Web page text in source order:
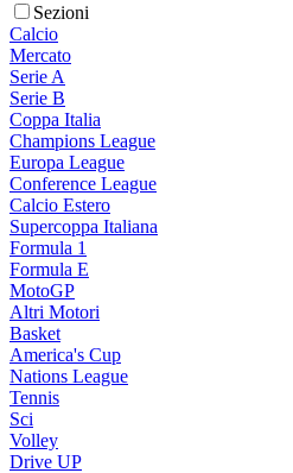
Sezioni
Calcio
Mercato
Serie A
Serie B
Coppa Italia
Champions League
Europa League
Conference League
Calcio Estero
Supercoppa Italiana
Formula 1
Formula E
MotoGP
Altri Motori
Basket
America's Cup
Nations League
Tennis
Sci
Volley
Drive UP